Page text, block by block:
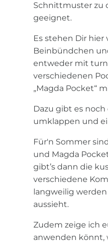
Schnittmuster zu
geeignet.
Es stehen Dir
Beinbündchen
entweder mit
verschiedenen
„Magda Pocket“
Dazu gibt es
umklappen und
Für'n Sommer
und Magda
gibt’s dann die
verschiedene
langweilig
aussieht.
Zudem zeige ich
anwenden könnt,